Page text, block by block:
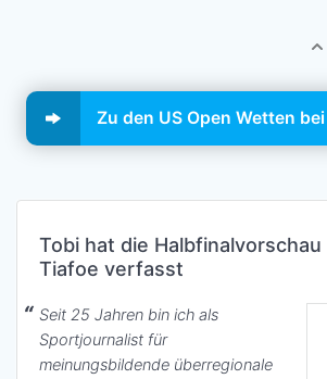
Zu den US Open Wetten
Tobi hat die
Tiafoe verfasst
Seit 25 Jahren bin ich als
Sportjournalist für
meinungsbildende überregionale